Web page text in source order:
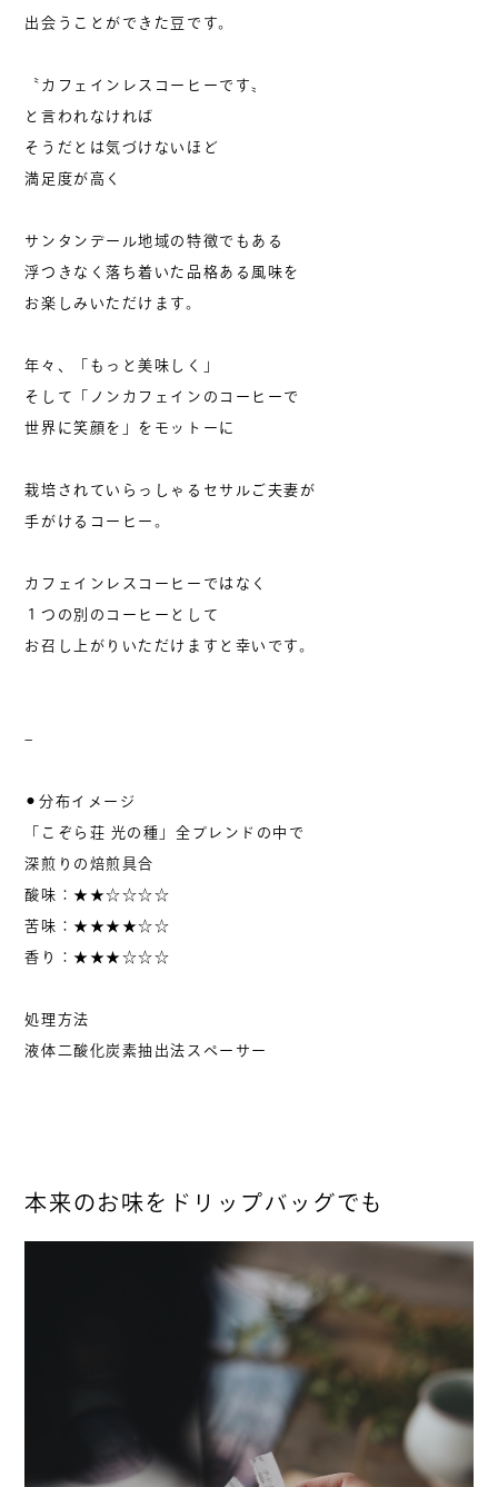
出会うことができた豆です。
〝カフェインレスコーヒーです〟
と言われなければ
そうだとは気づけないほど
満足度が高く
サンタンデール地域の特徴でもある
浮つきなく落ち着いた品格ある風味を
お楽しみいただけます。
年々、「もっと美味しく」
そして「ノンカフェインのコーヒーで
世界に笑顔を」をモットーに
栽培されていらっしゃるセサルご夫妻が
手がけるコーヒー。
カフェインレスコーヒーではなく
１つの別のコーヒーとして
お召し上がりいただけますと幸いです。
–
⚫︎分布イメージ
「こぞら荘 光の種」全ブレンドの中で
深煎りの焙煎具合
酸味：★★☆☆☆☆
苦味：★★★★☆☆
香り：★★★☆☆☆
処理方法
液体二酸化炭素抽出法スペーサー
本来のお味をドリップバッグでも